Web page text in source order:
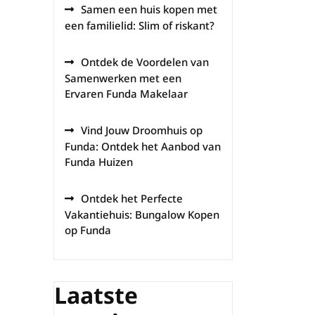
Samen een huis kopen met
een familielid: Slim of riskant?
Ontdek de Voordelen van
Samenwerken met een
Ervaren Funda Makelaar
Vind Jouw Droomhuis op
Funda: Ontdek het Aanbod van
Funda Huizen
Ontdek het Perfecte
Vakantiehuis: Bungalow Kopen
op Funda
Laatste